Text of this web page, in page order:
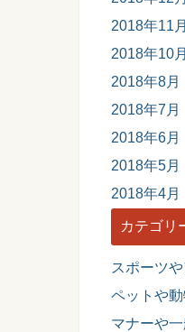
2018年11月
2018年10月
2018年8月
2018年7月
2018年6月
2018年5月
2018年4月
カテゴリ
スポーツ
ペットや
マナーや